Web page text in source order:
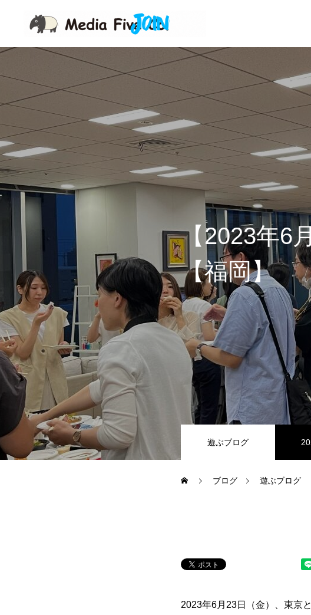
企業を知る
代表挨拶
東京オフィス 福岡オフィス
事業を知る
SES事業 SI事業
その他の事業
業務を知る
【2023年6
【福岡】
遊ぶブログ
ブログ 遊ぶブログ
2023年6月23日（金）、 東京